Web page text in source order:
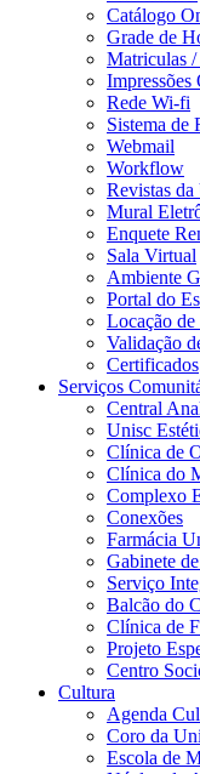
Catálogo
Grade de
Matriculas
Impressões
Rede Wi-fi
Sistema de
Webmail
Workflow
Revistas
Mural
Enquete
Sala Virtual
Ambiente
Portal do
Locação
Validação
Certificados
Serviços
Central
Unisc
Clínica de
Clínica do
Complexo
Conexões
Farmácia
Gabinete
Serviço
Balcão do
Clínica de
Projeto
Centro
Cultura
Agenda
Coro da
Escola de